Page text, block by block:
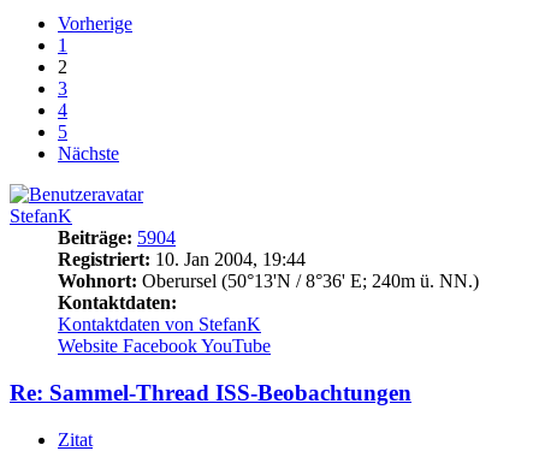
Vorherige
1
2
3
4
5
Nächste
StefanK
Beiträge: 5904
Registriert: 10. Jan 2004, 19:44
Wohnort: Oberursel (50°13'N / 8°36' E; 240m ü. NN.)
Kontaktdaten:
Kontaktdaten von StefanK
Website FacebookYouTube
Re: Sammel-Thread ISS-Beobachtungen
Zitat